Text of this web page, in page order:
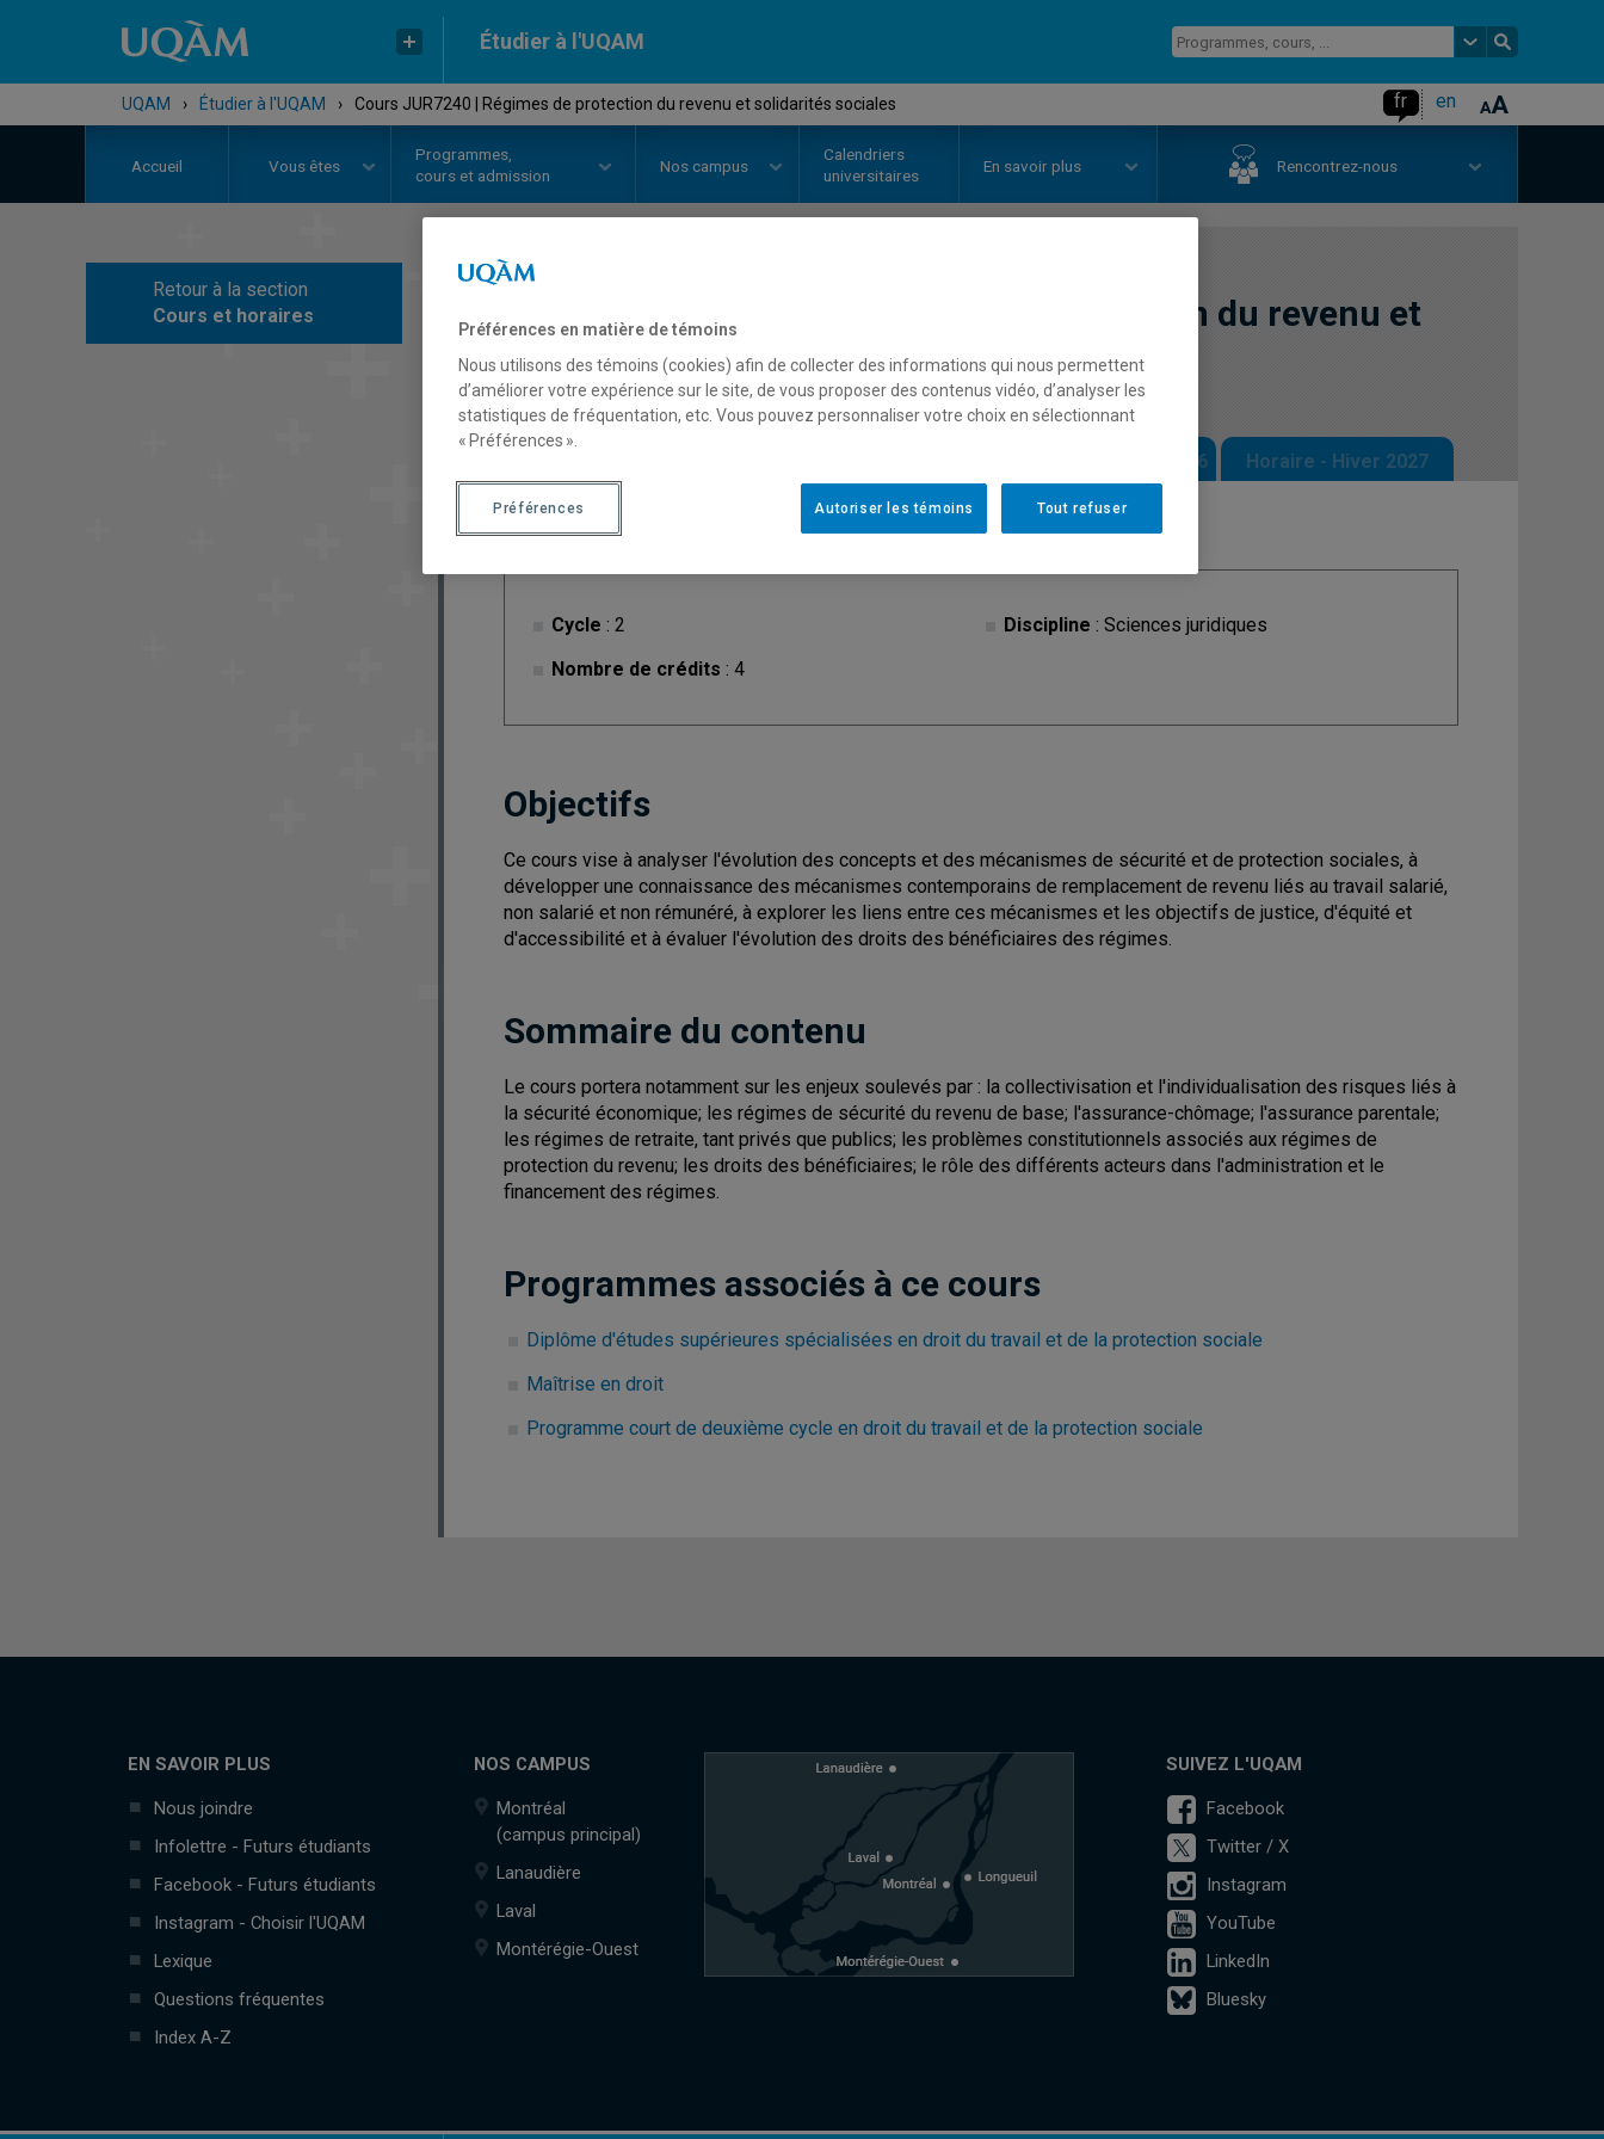
Étudier à l'UQAM
UQAM › Étudier à l'UQAM › Cours JUR7240 | Régimes de protection du revenu et solidarités sociales fr en
Accueil Vous êtes
Programmes,
cours et admission
Nos campus
Calendriers
universitaires
En savoir plus Rencontrez-nous
Retour à la section
Cours et horaires
COURS JUR7240
Régimes de protection du revenu et
solidarités sociales
Horaire - Automne 2026 Horaire - Hiver 2027
Cycle : 2
Nombre de crédits : 4
Discipline : Sciences juridiques
Objectifs
Ce cours vise à analyser l'évolution des concepts et des mécanismes de sécurité et de protection sociales, à
développer une connaissance des mécanismes contemporains de remplacement de revenu liés au travail salarié,
non salarié et non rémunéré, à explorer les liens entre ces mécanismes et les objectifs de justice, d'équité et
d'accessibilité et à évaluer l'évolution des droits des bénéficiaires des régimes.
Sommaire du contenu
Le cours portera notamment sur les enjeux soulevés par : la collectivisation et l'individualisation des risques liés à
la sécurité économique; les régimes de sécurité du revenu de base; l'assurance-chômage; l'assurance parentale;
les régimes de retraite, tant privés que publics; les problèmes constitutionnels associés aux régimes de
protection du revenu; les droits des bénéficiaires; le rôle des différents acteurs dans l'administration et le
financement des régimes.
Programmes associés à ce cours
Diplôme d'études supérieures spécialisées en droit du travail et de la protection sociale
Maîtrise en droit
Programme court de deuxième cycle en droit du travail et de la protection sociale
EN SAVOIR PLUS
Nous joindre
Infolettre - Futurs étudiants
Facebook - Futurs étudiants
Instagram - Choisir l'UQAM
Lexique
Questions fréquentes
Index A-Z
NOS CAMPUS
Montréal
(campus principal)
Lanaudière
Laval
Montérégie-Ouest
SUIVEZ L'UQAM
Facebook
Twitter / X
Instagram
YouTube
LinkedIn
Bluesky
Préférences en matière de témoins
Nous utilisons des témoins (cookies) afin de collecter des informations qui nous permettent
d’améliorer votre expérience sur le site, de vous proposer des contenus vidéo, d’analyser les
statistiques de fréquentation, etc. Vous pouvez personnaliser votre choix en sélectionnant
« Préférences ».
Tout refuser
Autoriser les témoins
Préférences